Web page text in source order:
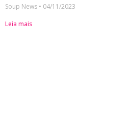
Soup News
04/11/2023
Leia mais